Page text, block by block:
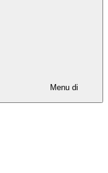
Menu di